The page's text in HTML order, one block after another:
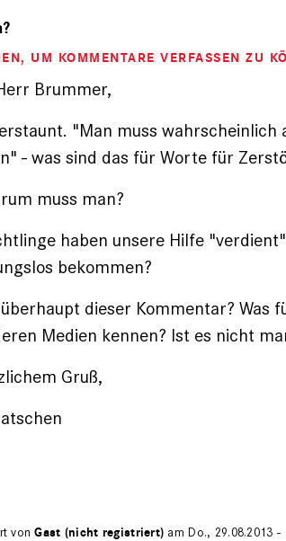
, UM KOMMENTARE VERFASSEN ZU
Brummer,
"Man muss wahrscheinlich
- was sind das für Worte für
muss man?
haben unsere Hilfe
bekommen?
dieser Kommentar? Was
Medien kennen? Ist es nicht
Gruß,
vonGast (nicht registriert) am Do., 29.08.2013 -